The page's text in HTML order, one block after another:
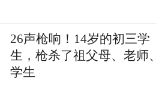
26声枪响！14岁的初三学
生，枪杀了祖父母、老师、
学生